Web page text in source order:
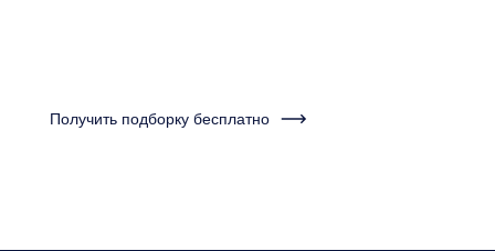
Получить подборку бесплатно